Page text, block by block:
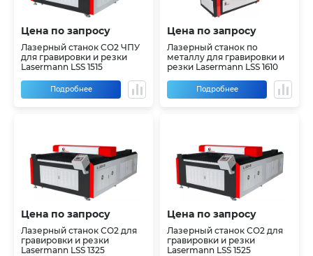
Цена по запросу
Лазерный станок СО2 ЧПУ
для гравировки и резки
Lasermann LSS 1515
Подробнее
Цена по запросу
Лазерный станок по
металлу для гравировки и
резки Lasermann LSS 1610
Подробнее
Цена по запросу
Лазерный станок СО2 для
гравировки и резки
Lasermann LSS 1325
Цена по запросу
Лазерный станок СО2 для
гравировки и резки
Lasermann LSS 1525